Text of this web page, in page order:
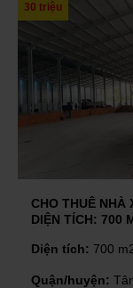
30 triệu
CHO THUÊ NHÀ
DIỆN TÍCH: 700
Diện tích: 700
Quận/huyện: